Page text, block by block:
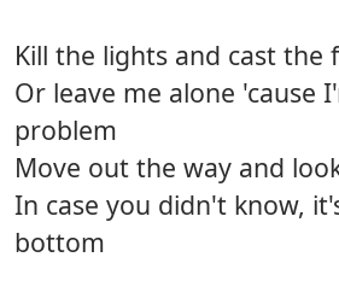
Kill the lights and cast the
Or leave me alone 'cause
problem
Move out the way and
In case you didn't know,
bottom